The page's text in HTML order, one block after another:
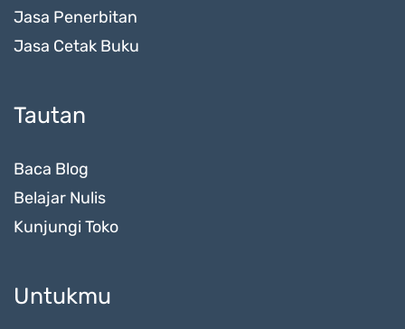
Jasa Penerbitan
Jasa Cetak Buku
Tautan
Baca Blog
Belajar Nulis
Kunjungi Toko
Untukmu